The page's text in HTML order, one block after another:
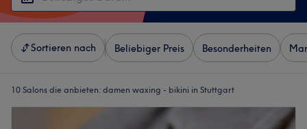
Sortieren nach Beliebiger Preis Besonderheiten
10 Salons die anbieten: damen waxing - bikini in Stuttgart